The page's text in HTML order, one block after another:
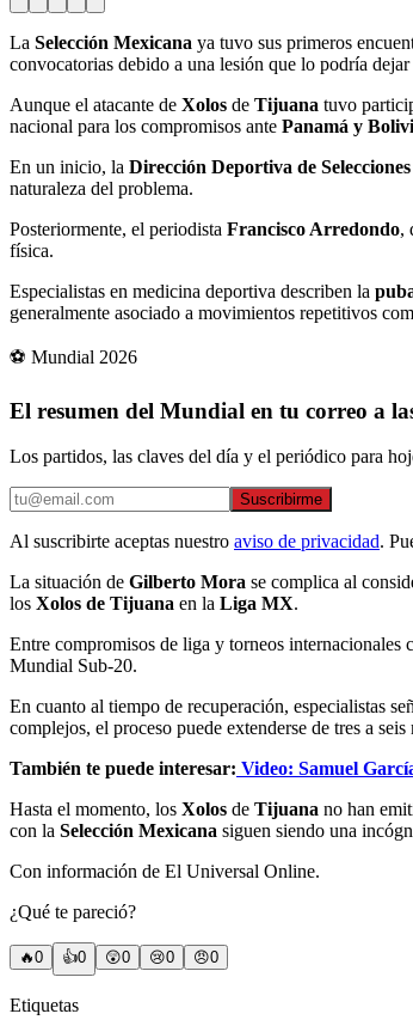
La Selección Mexicana ya tuvo sus primeros
convocatorias debido a una lesión que lo podría
Aunque el atacante de Xolos de Tijuana tuvo
nacional para los compromisos ante Panamá y
En un inicio, la Dirección Deportiva de
naturaleza del problema.
Posteriormente, el periodista Francisco Arredondo,
física.
Especialistas en medicina deportiva describen la
generalmente asociado a movimientos repetitivos
⚽ Mundial 2026
El resumen del Mundial en tu correo a
Los partidos, las claves del día y el periódico para
Suscribirme
Al suscribirte aceptas nuestro aviso de privacidad.
La situación de Gilberto Mora se complica al
los Xolos de Tijuana en la Liga MX.
Entre compromisos de liga y torneos internacionales
Mundial Sub-20.
En cuanto al tiempo de recuperación, especialistas
complejos, el proceso puede extenderse de tres a seis
También te puede interesar: Video: Samuel
Hasta el momento, los Xolos de Tijuana no han
con la Selección Mexicana siguen siendo una
Con información de El Universal Online.
¿Qué te pareció?
🔥0 👍0 😲0 😢0 😠0
Etiquetas